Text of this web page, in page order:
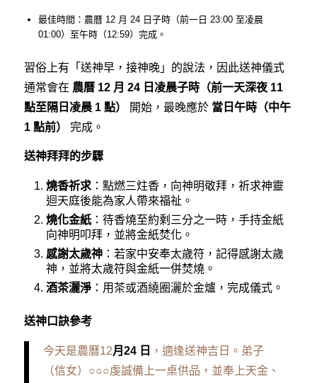
最佳時間：農曆 12 月 24 日子時（前一日 23:00 至凌晨
01:00）至午時（12:59）完成。
習俗上有「送神早，接神晚」的說法，因此送神儀式
通常會在 農曆 12 月 24 日凌晨子時（前一天深夜 11
點至隔日凌晨 1 點）
開始，最晚應於 當日午時（中午
1 點前）
完成。
送神拜拜的步驟
燒香祈求：點燃三炷香，向神明敬拜，祈求神靈
迴天庭後能為家人帶來福祉。
燒化金紙：待香燒至約剩三分之一時，手持金紙
向神明叩拜，並將金紙焚化。
感謝太歲神：若家中安奉太歲符，記得感謝太歲
神，並將太歲符與金紙一併焚燒。
酒茶灑淨：用茶或酒繞圈灑於金爐，完成儀式。
送神口訣參考
今天是農曆12月24 日 ，適逢送神吉日。弟子
（信女）○○○虔誠備上一桌供品，並奉上天金、